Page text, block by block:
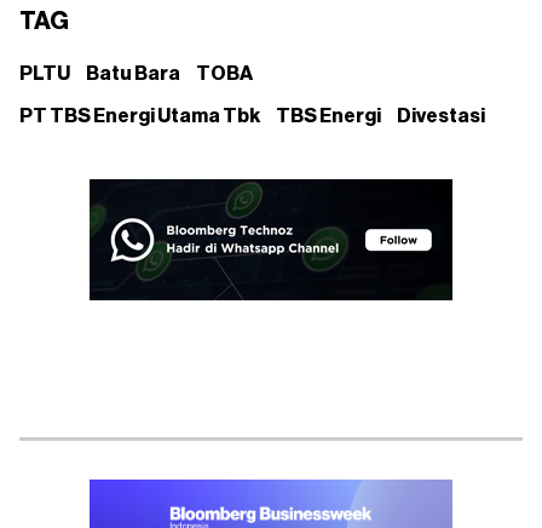
TAG
PLTU Batu Bara TOBA
PT TBS Energi Utama Tbk TBS Energi Divestasi